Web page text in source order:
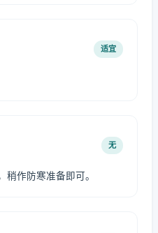
适宜
无
稍作防寒准备即可。